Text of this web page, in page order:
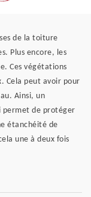
de la toiture
Plus encore, les
Ces végétations
Cela peut avoir pour
Ainsi, un
permet de protéger
étanchéité de
une à deux fois